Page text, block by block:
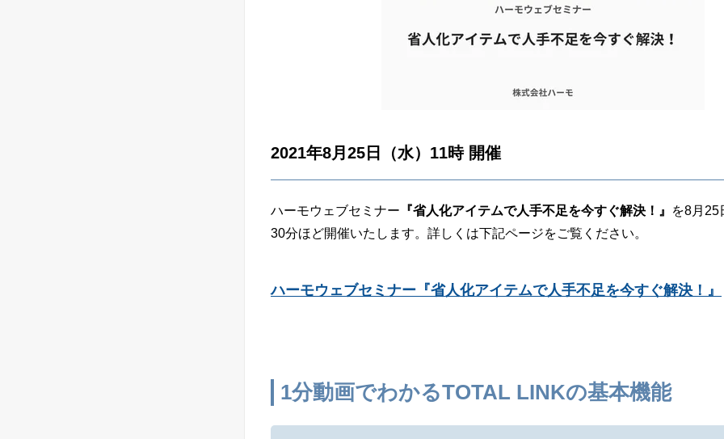
2021年8月25日（水）11時 開催
ハーモウェブセミナー 『省人化アイテムで人手不足を今すぐ解決！』
を8月25
30分ほど開催いたします。詳しくは下記ページをご覧ください。
ハーモウェブセミナー『省人化アイテムで人手不足を今すぐ解決！』
1分動画でわかるTOTAL LINKの基本機能